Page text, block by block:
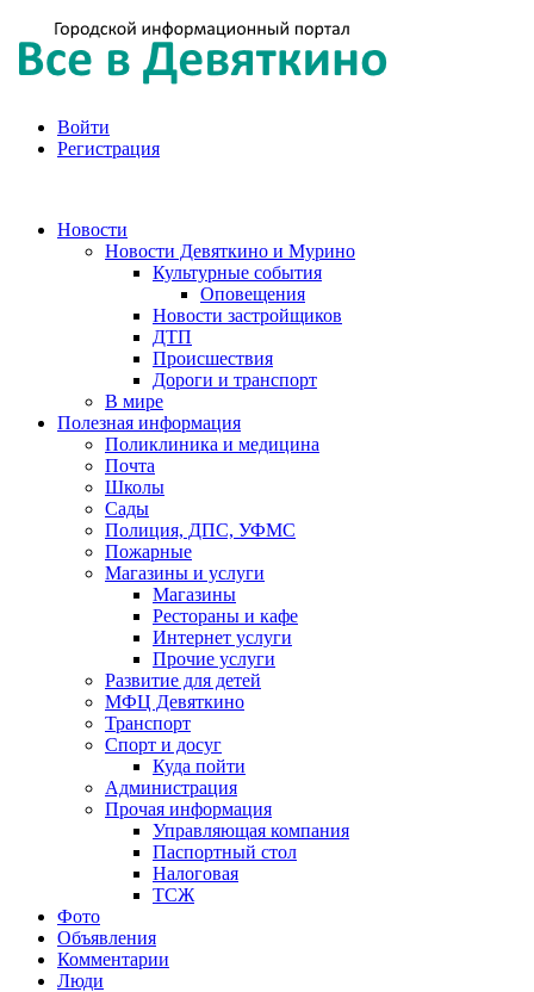
Войти
Регистрация
Новости
Новости Девяткино и Мурино
Культурные события
Оповещения
Новости застройщиков
ДТП
Происшествия
Дороги и транспорт
В мире
Полезная информация
Поликлиника и медицина
Почта
Школы
Сады
Полиция, ДПС, УФМС
Пожарные
Магазины и услуги
Магазины
Рестораны и кафе
Интернет услуги
Прочие услуги
Развитие для детей
МФЦ Девяткино
Транспорт
Спорт и досуг
Куда пойти
Администрация
Прочая информация
Управляющая компания
Паспортный стол
Налоговая
ТСЖ
Фото
Объявления
Комментарии
Люди